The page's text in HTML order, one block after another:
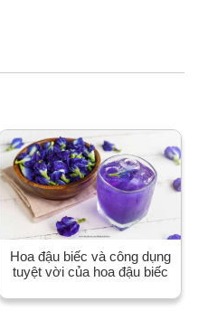
Hoa đậu biếc và công dụng
tuyệt vời của hoa đậu biếc